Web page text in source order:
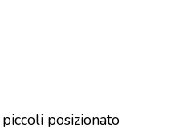
posizionato